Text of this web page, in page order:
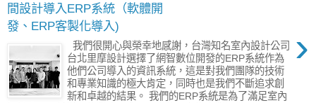
間設計導入ERP系統（軟體開
發、ERP客製化導入)
›
我們很開心與榮幸地感謝，台灣知名室內設計公司
台北里摩設計選擇了網智數位開發的ERP系統作為
他們公司導入的資訊系統，這是對我們團隊的技術
和專業知識的極大肯定，同時也是我們不斷追求創
新和卓越的結果。 我們的ERP系統是為了滿足室內